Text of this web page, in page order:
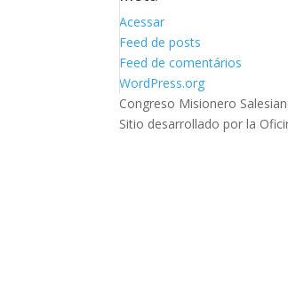
Acessar
Feed de posts
Feed de comentários
WordPress.org
Congreso Misionero
Sitio desarrollado por la